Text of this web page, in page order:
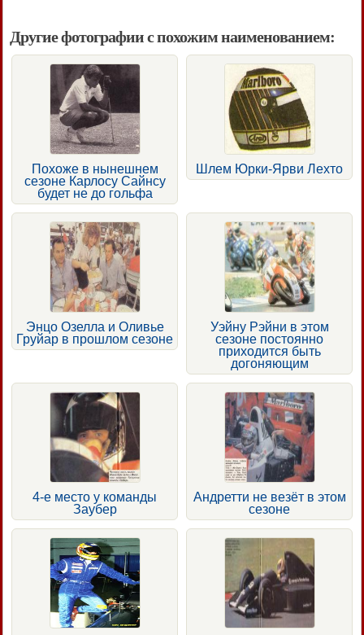
Другие фотографии с похожим наименованием:
Похоже в нынешнем
сезоне Карлосу Сайнсу
будет не до гольфа
Шлем Юрки-Ярви Лехто
Энцо Озелла и Оливье
Груйар в прошлом сезоне
Уэйну Рэйни в этом
сезоне постоянно
приходится быть
догоняющим
4-е место у команды
Заубер
Андретти не везёт в этом
сезоне